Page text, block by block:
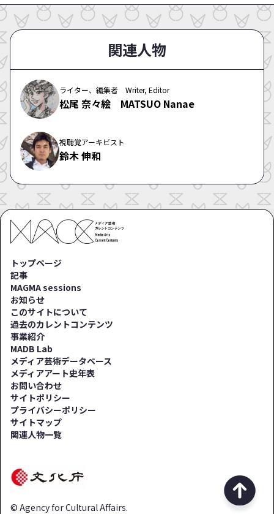
関連人物
ライター、編集者 Writer, Editor
松尾 奈々絵 MATSUO Nanae
視聴覚アーキビスト
鈴木 伸和
トップページ
記事
MAGMA sessions
お知らせ
このサイトについて
過去のカレントコンテンツ
事業紹介
MADB Lab
メディア芸術データベース
メディアアート史年表
お問い合わせ
サイトポリシー
プライバシーポリシー
サイトマップ
関連人物一覧
© Agency for Cultural Affairs.